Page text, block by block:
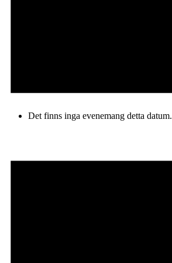
Det finns inga evenemang detta datum.